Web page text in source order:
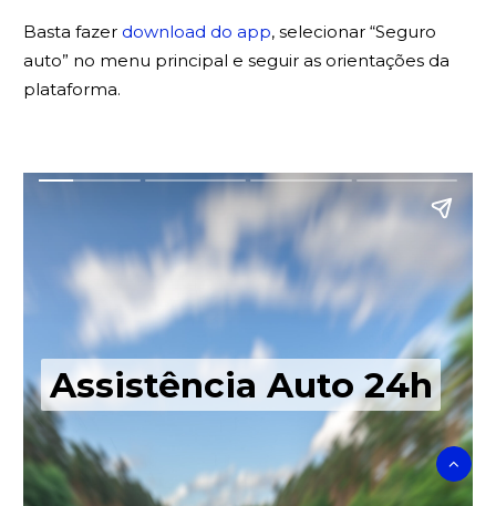
Basta fazer download do app, selecionar “Seguro
auto” no menu principal e seguir as orientações da
plataforma.